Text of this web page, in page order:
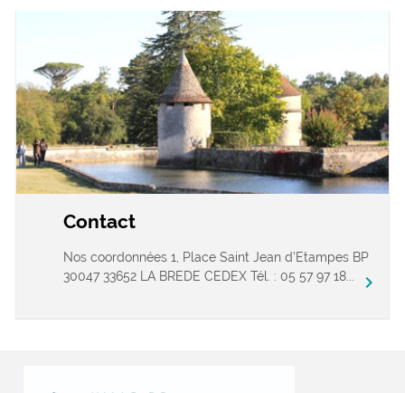
Contact
Nos coordonnées 1, Place Saint Jean d’Etampes BP
30047 33652 LA BREDE CEDEX Tél. : 05 57 97 18...
chevron_right